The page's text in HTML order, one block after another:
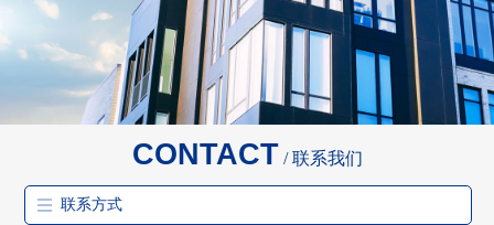
CONTACT 联系我们
联系方式